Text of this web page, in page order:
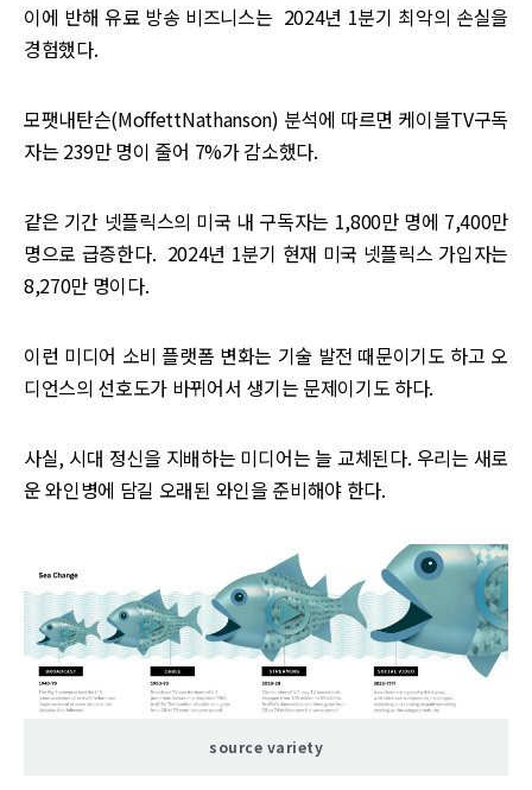
이에 반해 유료 방송 비즈니스는 2024년 1분기 최악의 손실을
경험했다.
모팻내탄슨(MoffettNathanson) 분석에 따르면 케이블TV구독
자는 239만 명이 줄어 7%가 감소했다.
같은 기간 넷플릭스의 미국 내 구독자는 1,800만 명에 7,400만
명으로 급증한다. 2024년 1분기 현재 미국 넷플릭스 가입자는
8,270만 명이다. ‌‌
이런 미디어 소비 플랫폼 변화는 기술 발전 때문이기도 하고 오
디언스의 선호도가 바뀌어서 생기는 문제이기도 하다.
사실, 시대 정신을 지배하는 미디어는 늘 교체된다. 우리는 새로
운 와인병에 담길 오래된 와인을 준비해야 한다.
source variety